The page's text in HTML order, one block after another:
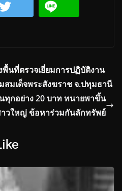
นที่ตรวจเยี่ยมการปฏิบัติงาน
มเด็จพระสังฆราช จ.ปทุมธานี
ทุกอย่าง 20 บาท ทนายพาขึ้น
วใหญ่ ข้อหาร่วมกันลักทรัพย์